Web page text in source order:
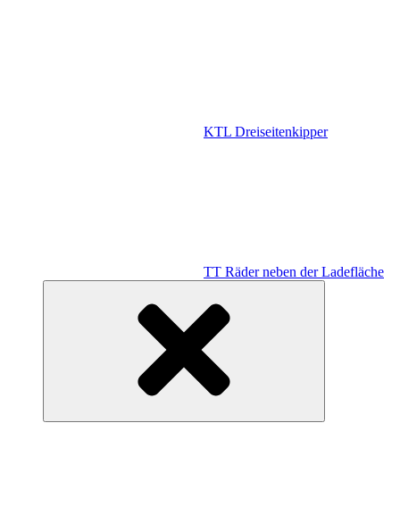
KTL Dreiseitenkipper
TT Räder neben der Ladefläche